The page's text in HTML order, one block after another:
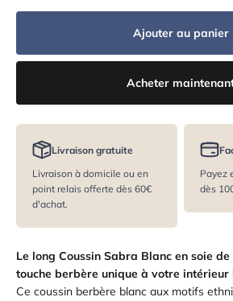
Ajouter au panier
Acheter
Livraison gratuite
Livraison à domicile ou en
point relais offerte dès 60€
d'achat.
Payez
dès
Le long Coussin Sabra Blanc en soie
touche berbère unique à votre intérieur
Ce coussin berbère blanc aux motifs